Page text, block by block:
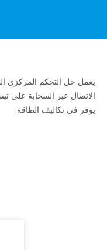
عبر السحابة على تبسيط
في تكاليف الطاقة.